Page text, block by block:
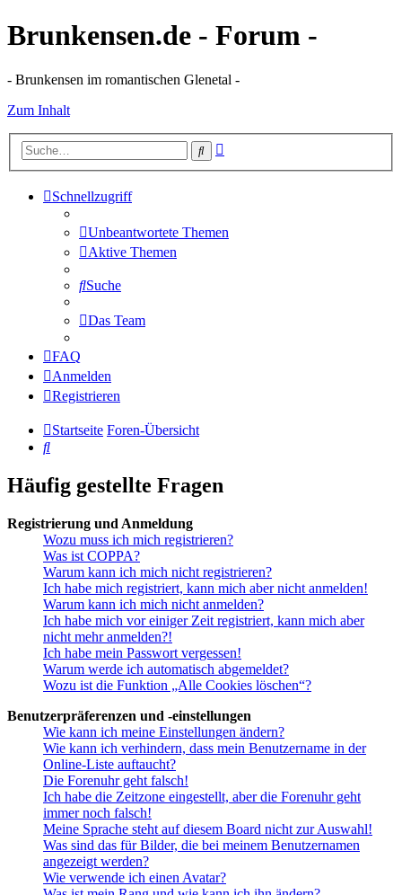
Brunkensen.de - Forum -
- Brunkensen im romantischen Glenetal -
Zum Inhalt
Suche
Schnellzugriff
Unbeantwortete Themen
Aktive Themen
Suche
Das Team
FAQ
Anmelden
Registrieren
Startseite Foren-Übersicht
Suche
Häufig gestellte Fragen
Registrierung und Anmeldung
Wozu muss ich mich registrieren?
Was ist COPPA?
Warum kann ich mich nicht registrieren?
Ich habe mich registriert, kann mich aber nicht anmelden!
Warum kann ich mich nicht anmelden?
Ich habe mich vor einiger Zeit registriert, kann mich aber
nicht mehr anmelden?!
Ich habe mein Passwort vergessen!
Warum werde ich automatisch abgemeldet?
Wozu ist die Funktion „Alle Cookies löschen“?
Benutzerpräferenzen und -einstellungen
Wie kann ich meine Einstellungen ändern?
Wie kann ich verhindern, dass mein Benutzername in der
Online-Liste auftaucht?
Die Forenuhr geht falsch!
Ich habe die Zeitzone eingestellt, aber die Forenuhr geht
immer noch falsch!
Meine Sprache steht auf diesem Board nicht zur Auswahl!
Was sind das für Bilder, die bei meinem Benutzernamen
angezeigt werden?
Wie verwende ich einen Avatar?